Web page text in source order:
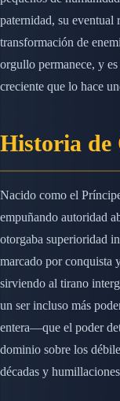
paternidad, su
transformación de
orgullo permanece, y
creciente que lo hace
Historia de
Nacido como el
empuñando autoridad
otorgaba superioridad
marcado por conquista
sirviendo al tirano
un ser incluso más
entera—que el poder
dominio sobre los
décadas y